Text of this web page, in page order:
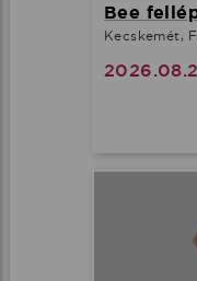
Bee
Kecskemét,